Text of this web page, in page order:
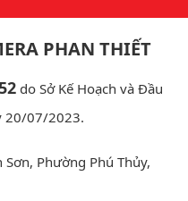
PHAN THIẾT
do Sở Kế Hoạch và Đầu
20/07/2023.
Sơn, Phường Phú Thủy,